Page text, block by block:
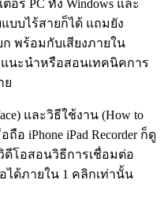
ร์ PC ทั้ง Windows และ
บบไร้สายก็ได้ แถมยัง
พร้อมกับเสียงภายใน
นะนำหรือสอนเทคนิคการ
ย
และวิธีใช้งาน (How to
iPhone iPad Recorder ก็ดู
ดีโอสอนวิธีการเชื่อมต่อ
ได้ภายใน 1 คลิกเท่านั้น